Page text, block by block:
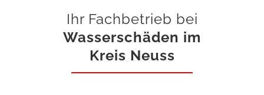
Ihr Fachbetrieb bei
Wasserschäden im
Kreis Neuss